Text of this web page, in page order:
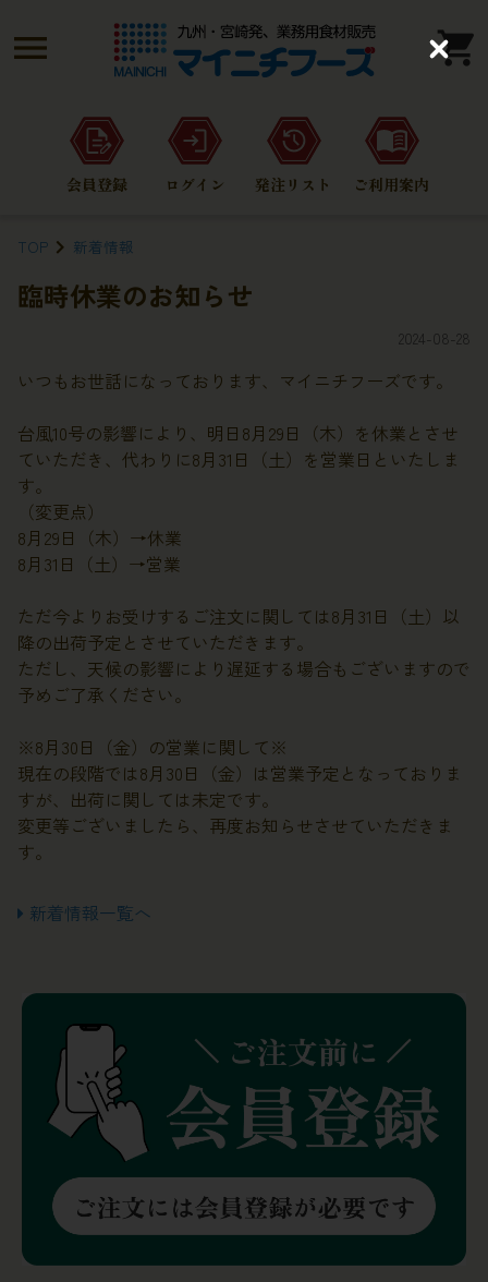
会員登録 ログイン 発注リスト ご利用案内
TOP 新着情報
臨時休業のお知らせ
2024-08-28
いつもお世話になっております、マイニチフーズです。
台風10号の影響により、明日8月29日（木）を休業とさせ
ていただき、代わりに8月31日（土）を営業日といたしま
す。
（変更点）
8月29日（木）→休業
8月31日（土）→営業
ただ今よりお受けするご注文に関しては8月31日（土）以
降の出荷予定とさせていただきます。
ただし、天候の影響により遅延する場合もございますので
予めご了承ください。
※8月30日（金）の営業に関して※
現在の段階では8月30日（金）は営業予定となっておりま
すが、出荷に関しては未定です。
変更等ございましたら、再度お知らせさせていただきま
す。
新着情報一覧へ
C